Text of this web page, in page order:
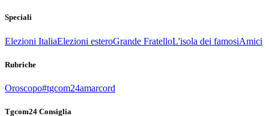
Speciali
Elezioni ItaliaElezioni esteroGrande FratelloL'isola dei famosiAmici
Rubriche
Oroscopo#tgcom24amarcord
Tgcom24 Consiglia